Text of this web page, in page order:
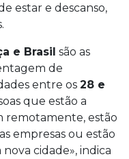
estar e descanso,
e Brasil são as
de
entre os 28 e
que estão a
remotamente, estão
empresas ou estão
cidade», indica